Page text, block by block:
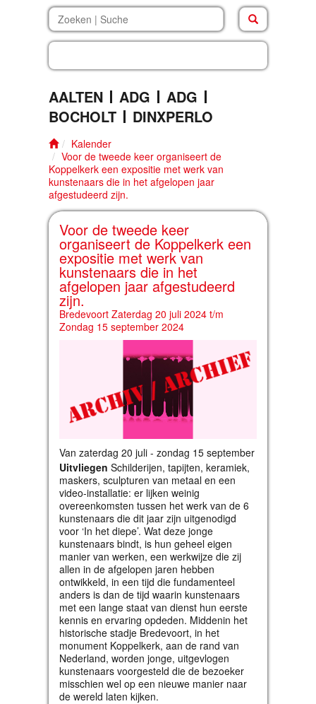
AALTEN ADG
ADG
BOCHOLT
DINXPERLO
Kalender
Voor de tweede keer organiseert de
Koppelkerk een expositie met werk van
kunstenaars die in het afgelopen jaar
afgestudeerd zijn.
Voor de tweede keer
organiseert de Koppelkerk een
expositie met werk van
kunstenaars die in het
afgelopen jaar afgestudeerd
zijn.
Bredevoort Zaterdag 20 juli 2024 t/m
Zondag 15 september 2024
Van zaterdag 20 juli - zondag 15 september
Uitvliegen Schilderijen, tapijten, keramiek,
maskers, sculpturen van metaal en een
video-installatie: er lijken weinig
overeenkomsten tussen het werk van de 6
kunstenaars die dit jaar zijn uitgenodigd
voor ‘In het diepe’. Wat deze jonge
kunstenaars bindt, is hun geheel eigen
manier van werken, een werkwijze die zij
allen in de afgelopen jaren hebben
ontwikkeld, in een tijd die fundamenteel
anders is dan de tijd waarin kunstenaars
met een lange staat van dienst hun eerste
kennis en ervaring opdeden. Middenin het
historische stadje Bredevoort, in het
monument Koppelkerk, aan de rand van
Nederland, worden jonge, uitgevlogen
kunstenaars voorgesteld die de bezoeker
misschien wel op een nieuwe manier naar
de wereld laten kijken.